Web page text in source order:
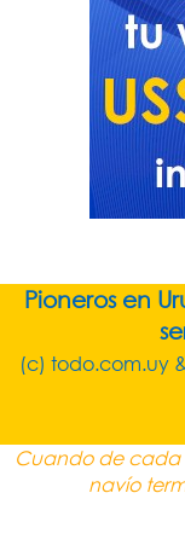
Pioneros en
(c) todo.com.uy
Cuando de cada
navío